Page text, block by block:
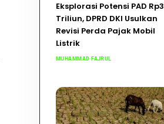
Eksplorasi Potensi PAD Rp3
Triliun, DPRD DKI Usulkan
Revisi Perda Pajak Mobil
Listrik
MUHAMMAD FAJRUL